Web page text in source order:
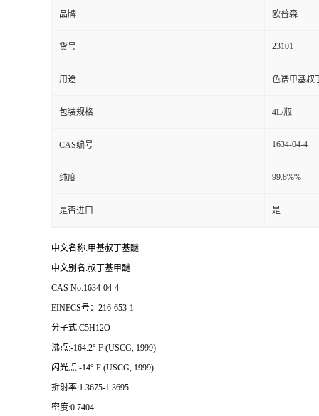
品牌 欧普森
货号 23101
用途 色谱甲基叔
包装规格 4L/瓶
CAS编号 1634-04-4
纯度 99.8%%
是否进口 是
中文名称:甲基叔丁基醚
中文别名:叔丁基甲醚
CAS No:1634-04-4
EINECS号：216-653-1
分子式:C5H12O
沸点:-164.2° F (USCG, 1999)
闪光点:-14° F (USCG, 1999)
折射率:1.3675-1.3695
密度:0.7404